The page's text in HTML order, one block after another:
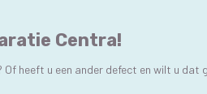
Centra!
heeft u een ander defect en wilt u